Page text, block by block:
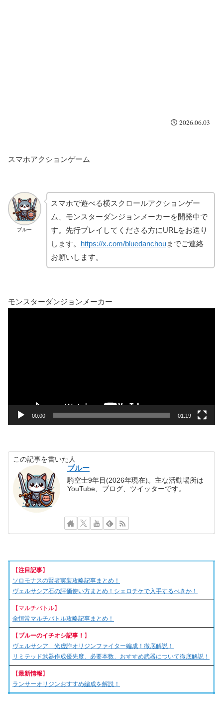
2026.06.03
スマホアクションゲーム
ブルー
スマホで遊べる横スクロールアクションゲー
ム、モンスターダンジョンメーカーを開発中で
す。先行プレイしてくださる方にURLをお送り
します。 https://x.com/bluedanchouまでご連絡
お願いします。
モンスターダンジョンメーカー
00:00 01:19
この記事を書いた人
ブルー
騎空士9年目(2026年現在)。主な活動場所は
YouTube、ブログ、ツイッターです。
【注目記事】
ソロモナスの賢者実装攻略記事まとめ！
ヴェルサシア石の評価使い方まとめ！シェロチケで入手するべきか！
【マルチバトル】
全恒常マルチバトル攻略記事まとめ！
【ブルーのイチオシ記事！ 】
ヴェルサシア 光虚詐オリジンファイター編成！徹底解説！
リミテッド武器作成優先度、必要本数、おすすめ武器について徹底解説！
【最新情報】
ランサーオリジンおすすめ編成を解説！